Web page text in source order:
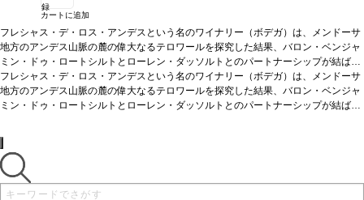
録
カートに追加
フレシャス・デ・ロス・アンデスという名のワイナリー（ボデガ）は、メンドーサ
地方のアンデス山脈の麓の偉大なるテロワールを探究した結果、バロン・ベンジャ
ミン・ドゥ・ロートシルトとローレン・ダッソルトとのパートナーシップが結ばれ
ワイナリーの誕生に至った。フレシャス・ロス・アンデスすなわち「アンデスの
矢」は、ロートシルト家のシンボルである5本の矢を示す。（創業に携わった家系
の5人の兄弟を象徴している。） ロートシルト家とダッソー家両家共に最上のワイ
創業開始。フレシャス・デ・ロス･アンデスのセラーはボルドーの両パートナー
（シャトー・クラーク、シャトー・ダッソー）の経験から得た全知識の貯蔵庫とい
える。どの年においても、収穫、選別共に手作業で行われ、最新技術を導入した機
械を使用して最高品質を作る要件の下発酵が行われる。アンデスの麓、メンドーサ
から120キロ南に位置し、このユニークなテロワールにおいてマルベック品種は主
フレシャス・デ・ロス・アンデスという名のワイナリー（ボデガ）は、メンドーサ
地方のアンデス山脈の麓の偉大なるテロワールを探究した結果、バロン・ベンジャ
ミン・ドゥ・ロートシルトとローレン・ダッソルトとのパートナーシップが結ばれ
矢」は、ロートシルト家のシンボルである5本の矢を示す。（創業に携わった家系
の5人の兄弟を象徴している。） ロートシルト家とダッソー家両家共に最上のワイ
ン造りに焦点を当てている。 ワイナリーは2003年に建立され、2004年の収穫より
創業開始。フレシャス・デ・ロス･アンデスのセラーはボルドーの両パートナー
（シャトー・クラーク、シャトー・ダッソー）の経験から得た全知識の貯蔵庫とい